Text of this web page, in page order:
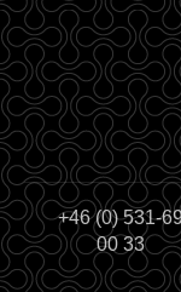
+46 (0) 531-
00 33